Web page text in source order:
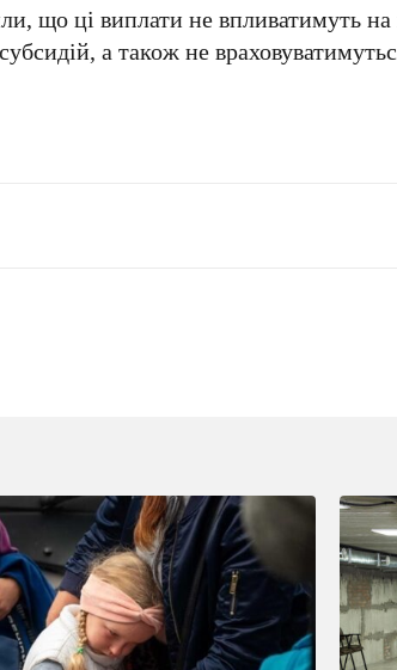
що ці виплати не впливатимуть
а також не